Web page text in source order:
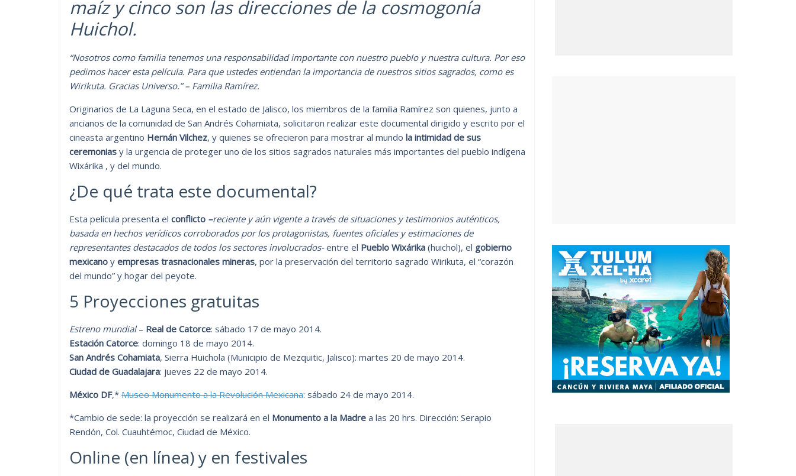
maíz y cinco son las direcciones de la cosmogonía
Huichol.
“Nosotros como familia tenemos una responsabilidad importante con nuestro pueblo y nuestra cultura. Por eso
pedimos hacer esta película. Para que ustedes entiendan la importancia de nuestros sitios sagrados, como es
Wirikuta. Gracias Universo.” – Familia Ramírez.
Originarios de La Laguna Seca, en el estado de Jalisco, los miembros de la familia Ramírez son quienes, junto a
ancianos de la comunidad de San Andrés Cohamiata, solicitaron realizar este documental dirigido y escrito por el
cineasta argentino Hernán Vilchez, y quienes se ofrecieron para mostrar al mundo la intimidad de sus
ceremonias y la urgencia de proteger uno de los sitios sagrados naturales más importantes del pueblo indígena
Wixárika , y del mundo.
¿De qué trata este documental?
Esta película presenta el conflicto –reciente y aún vigente a través de situaciones y testimonios auténticos,
basada en hechos verídicos corroborados por los protagonistas, fuentes oficiales y estimaciones de
representantes destacados de todos los sectores involucrados-entre el Pueblo Wixárika (huichol), el gobierno
mexicano y empresas trasnacionales mineras, por la preservación del territorio sagrado Wirikuta, el “corazón
del mundo” y hogar del peyote.
5 Proyecciones gratuitas
Estreno mundial– Real de Catorce: sábado 17 de mayo 2014.
Estación Catorce: domingo 18 de mayo 2014.
San Andrés Cohamiata, Sierra Huichola (Municipio de Mezquitic, Jalisco): martes 20 de mayo 2014.
Ciudad de Guadalajara: jueves 22 de mayo 2014.
México DF,* Museo Monumento a la Revolución Mexicana: sábado 24 de mayo 2014.
*Cambio de sede: la proyección se realizará en el Monumento a la Madre a las 20 hrs. Dirección: Serapio
Rendón, Col. Cuauhtémoc, Ciudad de México.
Online (en línea) y en festivales